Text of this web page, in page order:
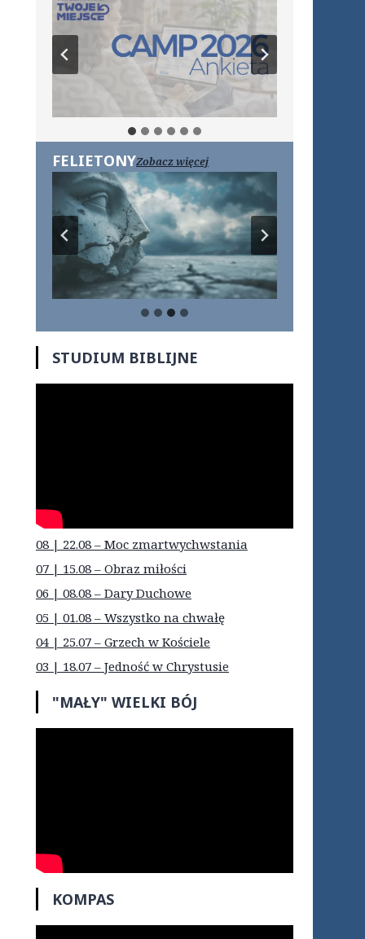
FELIETONYZobacz więcej
STUDIUM BIBLIJNE
08 | 22.08 – Moc zmartwychwstania
07 | 15.08 – Obraz miłości
06 | 08.08 – Dary Duchowe
05 | 01.08 – Wszystko na chwałę
04 | 25.07 – Grzech w Kościele
03 | 18.07 – Jedność w Chrystusie
"MAŁY" WIELKI BÓJ
KOMPAS